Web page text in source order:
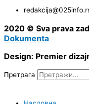
2020 © Sva prava
Dokumenta
Design: Premier
Претрага